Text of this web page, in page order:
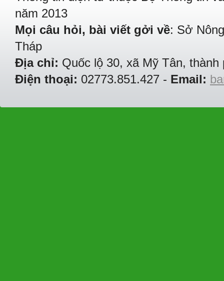
năm 2013
Mọi câu hỏi, bài viết gởi về: Sở
Tháp
Địa chỉ: Quốc lộ 30, xã Mỹ Tân,
Điện thoại: 02773.851.427 - Email: